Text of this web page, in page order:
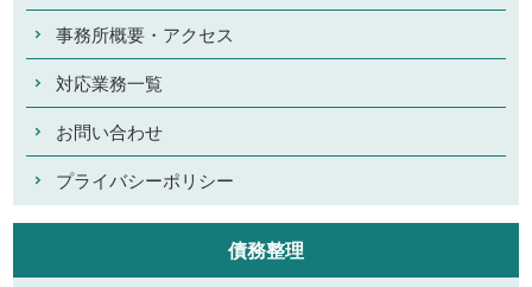
事務所概要・アクセス
対応業務一覧
お問い合わせ
プライバシーポリシー
債務整理